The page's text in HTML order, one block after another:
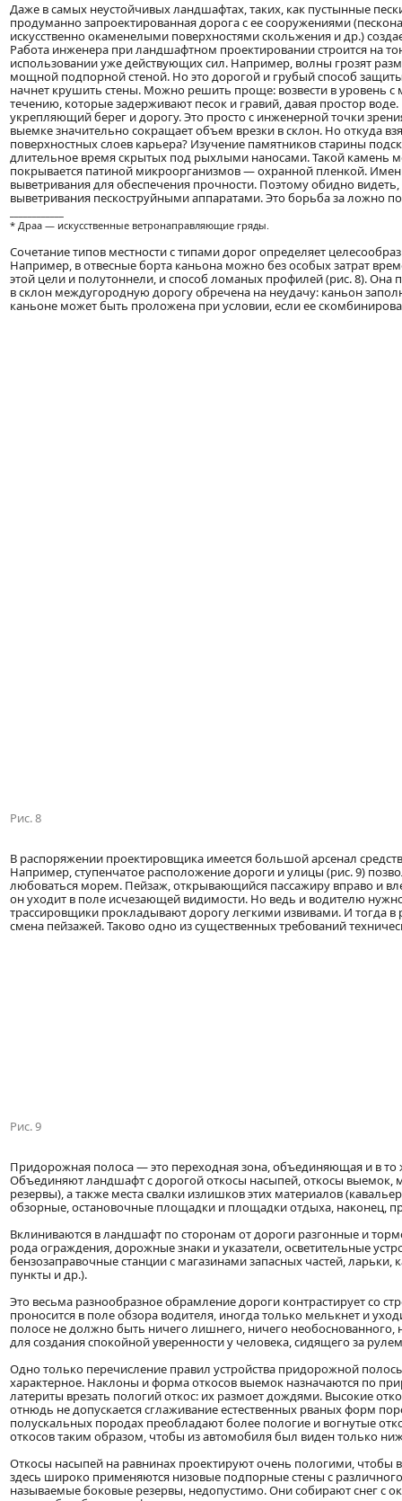
Даже в самых неустойчивых ландшафтах, таких, как пустынные
продуманно запроектированная дорога с ее сооружениями
искусственно окаменелыми поверхностями скольжения и др.)
Работа инженера при ландшафтном проектировании строится на
использовании уже действующих сил. Например, волны грозят
мощной подпорной стеной. Но это дорогой и грубый способ
начнет крушить стены. Можно решить проще: возвести в уровень
течению, которые задерживают песок и гравий, давая простор
укрепляющий берег и дорогу. Это просто с инженерной точки
выемке значительно сокращает объем врезки в склон. Но откуда
поверхностных слоев карьера? Изучение памятников старины
длительное время скрытых под рыхлыми наносами. Такой камень
покрывается патиной микроорганизмов — охранной пленкой.
выветривания для обеспечения прочности. Поэтому обидно
выветривания пескоструйными аппаратами. Это борьба за ложно
* Драа — искусственные ветронаправляющие гряды.
Сочетание типов местности с типами дорог определяет
Например, в отвесные борта каньона можно без особых затрат
этой цели и полутоннели, и способ ломаных профилей (рис. 8). Она
в склон междугородную дорогу обречена на неудачу: каньон
каньоне может быть проложена при условии, если ее
Рис. 8
В распоряжении проектировщика имеется большой арсенал
Например, ступенчатое расположение дороги и улицы (рис. 9)
любоваться морем. Пейзаж, открывающийся пассажиру вправо и
он уходит в поле исчезающей видимости. Но ведь и водителю
трассировщики прокладывают дорогу легкими извивами. И тогда
смена пейзажей. Таково одно из существенных требований
Рис. 9
Придорожная полоса — это переходная зона, объединяющая и в
Объединяют ландшафт с дорогой откосы насыпей, откосы
резервы), а также места свалки излишков этих материалов
обзорные, остановочные площадки и площадки отдыха, наконец,
Вклиниваются в ландшафт по сторонам от дороги разгонные и
рода ограждения, дорожные знаки и указатели, осветительные
бензозаправочные станции с магазинами запасных частей,
пункты и др.).
Это весьма разнообразное обрамление дороги контрастирует со
проносится в поле обзора водителя, иногда только мелькнет и
полосе не должно быть ничего лишнего, ничего
для создания спокойной уверенности у человека, сидящего за
Одно только перечисление правил устройства придорожной
характерное. Наклоны и форма откосов выемок назначаются по
латериты врезать пологий откос: их размоет дождями. Высокие
отнюдь не допускается сглаживание естественных рваных форм
полускальных породах преобладают более пологие и вогнутые
откосов таким образом, чтобы из автомобиля был виден только
Откосы насыпей на равнинах проектируют очень пологими, чтобы
здесь широко применяются низовые подпорные стены с
называемые боковые резервы, недопустимо. Они собирают снег с